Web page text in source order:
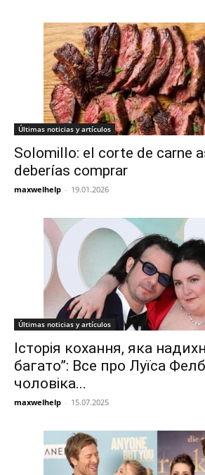
Últimas noticias y artículos
Solomillo: el corte de carne
deberías comprar
maxwelhelp - 19.01.2026
Últimas noticias y artículos
Історія кохання, яка
багато”: Все про Луїса
чоловіка...
maxwelhelp - 15.07.2025